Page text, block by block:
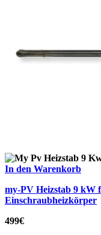
In den Warenkorb
my-PV Heizstab 9 kW
Einschraubheizkörper
499€